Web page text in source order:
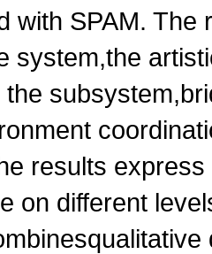
with SPAM. The
system,the
results
on different